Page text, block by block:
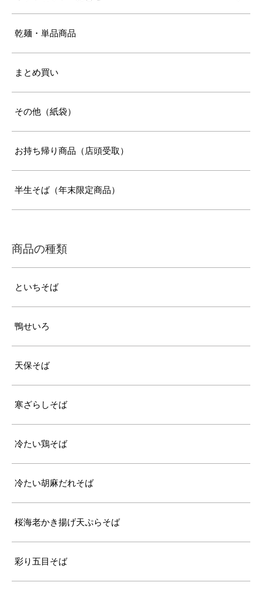
乾麺・単品商品
まとめ買い
その他（紙袋）
お持ち帰り商品（店頭受取）
半生そば（年末限定商品）
商品の種類
といちそば
鴨せいろ
天保そば
寒ざらしそば
冷たい鶏そば
冷たい胡麻だれそば
桜海老かき揚げ天ぷらそば
彩り五目そば